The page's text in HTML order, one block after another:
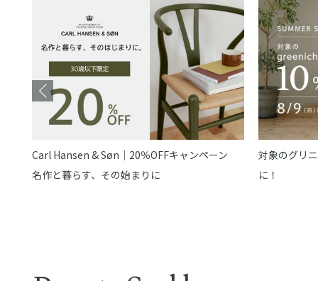
Carl Hansen & Søn｜20％OFFキャンペーン
名作と暮らす、その始まりに
対象のグリ
に！